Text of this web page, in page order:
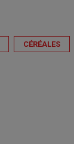
CÉRÉALES